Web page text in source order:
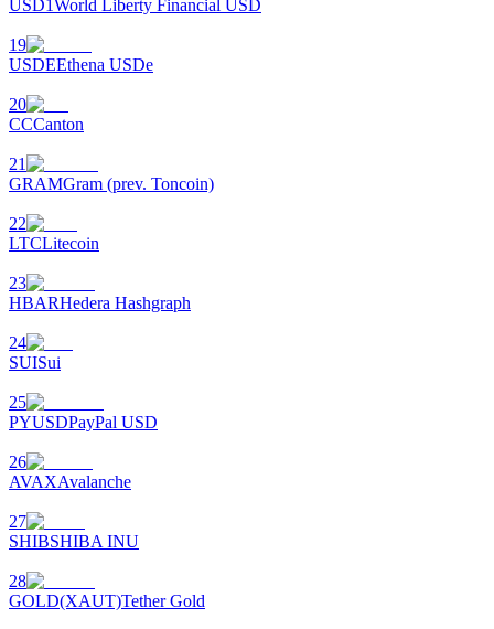
Uzun vadeli kâr ve esnek çıkarlar elde edin
Stake Etmeyi Öğrenin
USD1World Liberty Financial USD
19
USDEEthena USDe
20
CCCanton
21
GRAMGram (prev. Toncoin)
22
LTCLitecoin
23
HBARHedera Hashgraph
24
SUISui
25
PYUSDPayPal USD
26
AVAXAvalanche
27
SHIBSHIBA INU
28
GOLD(XAUT)Tether Gold